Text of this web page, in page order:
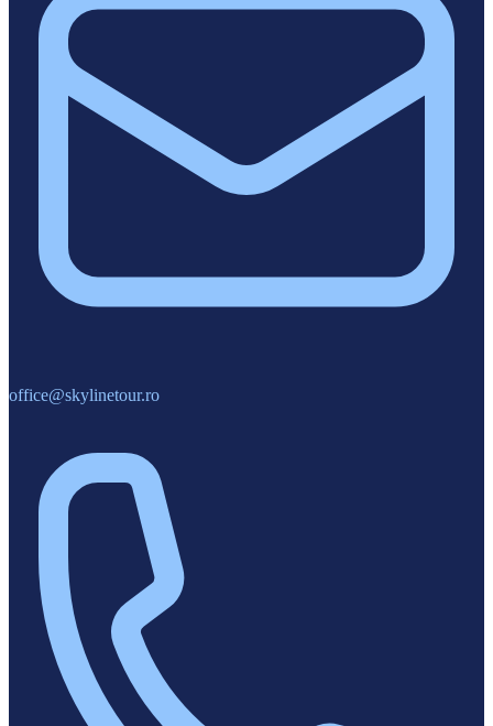
office@skylinetour.ro